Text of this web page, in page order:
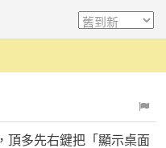
頂多先右鍵把「顯示桌面